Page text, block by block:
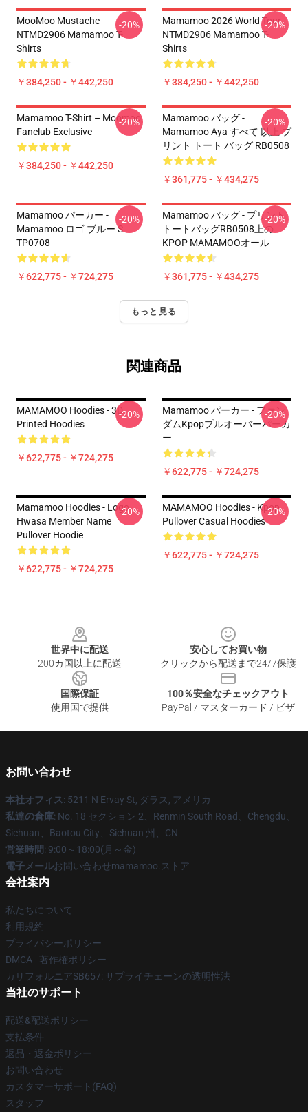
MooMoo Mustache
NTMD2906 Mamamoo T-
Shirts
￥384,250 - ￥442,250
-20%
Mamamoo 2026 World Tour
NTMD2906 Mamamoo T-
Shirts
￥384,250 - ￥442,250
-20%
Mamamoo T-Shirt – Moomoo
Fanclub Exclusive
￥384,250 - ￥442,250
-20%
Mamamoo バッグ -
Mamamoo Aya すべて 以上 プ
リント トート バッグ RB0508
￥361,775 - ￥434,275
-20%
Mamamoo パーカー -
Mamamoo ロゴ ブルー S
TP0708
￥622,775 - ￥724,275
-20%
Mamamoo バッグ - プリント
トートバッグRB0508上の
KPOP MAMAMOOオール
￥361,775 - ￥434,275
-20%
もっと見る
関連商品
MAMAMOO Hoodies - 3D
Printed Hoodies
￥622,775 - ￥724,275
-20%
Mamamoo パーカー - ファン
ダムKpopプルオーバーパーカ
ー
￥622,775 - ￥724,275
-20%
Mamamoo Hoodies - Logo
Hwasa Member Name
Pullover Hoodie
￥622,775 - ￥724,275
-20%
MAMAMOO Hoodies - Kpop
Pullover Casual Hoodies
￥622,775 - ￥724,275
-20%
世界中に配送
200カ国以上に配送
安心してお買い物
クリックから配送まで24/7保護
国際保証
使用国で提供
100％安全なチェックアウト
PayPal / マスターカード / ビザ
お問い合わせ
本社オフィス: 5211 N Ervay St, ダラス, アメリカ
私達の倉庫: No. 18 セクション 2、Renmin South Road、Chengdu、
Sichuan、Baotou City、Sichuan 州、CN
営業時間: 9:00～18:00(月～金)
電子メールお問い合わせmamamoo.ストア
会社案内
私たちについて
利用規約
プライバシーポリシー
DMCA - 著作権ポリシー
カリフォルニアSB657: サプライチェーンの透明性法
当社のサポート
配送&配送ポリシー
支払条件
返品・返金ポリシー
お問い合わせ
カスタマーサポート(FAQ)
スタッフ